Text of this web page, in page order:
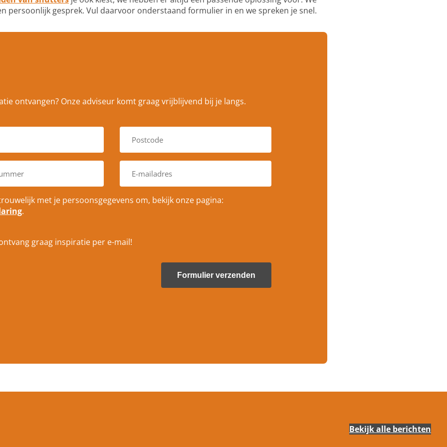
persoonlijk gesprek. Vul daarvoor onderstaand formulier in en we spreken je snel.
ontvangen? Onze adviseur komt graag vrijblijvend bij je langs.
P
s
t
d
e
E
m
i
r
met je persoonsgegevens om, bekijk onze pagina:
.
graag inspiratie per e-mail!
Bekijk alle berichten